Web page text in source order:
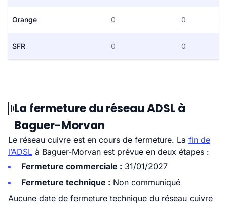
Orange 0 0
SFR 0 0
La fermeture du réseau ADSL à
Baguer-Morvan
Le réseau cuivre est en cours de fermeture. La fin de
l’ADSL à Baguer-Morvan est prévue en deux étapes :
Fermeture commerciale : 31/01/2027
Fermeture technique : Non communiqué
Aucune date de fermeture technique du réseau cuivre